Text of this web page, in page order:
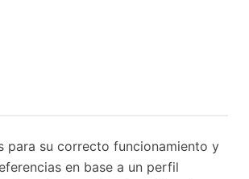
para su correcto funcionamiento y
en base a un perfil